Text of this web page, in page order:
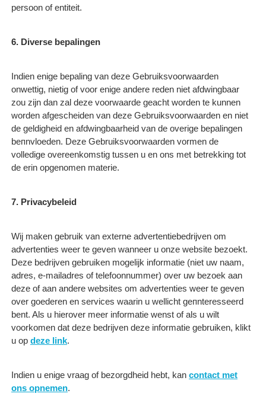
persoon of entiteit.
6. Diverse bepalingen
Indien enige bepaling van deze Gebruiksvoorwaarden
onwettig, nietig of voor enige andere reden niet afdwingbaar
zou zijn dan zal deze voorwaarde geacht worden te kunnen
worden afgescheiden van deze Gebruiksvoorwaarden en niet
de geldigheid en afdwingbaarheid van de overige bepalingen
beпnvloeden. Deze Gebruiksvoorwaarden vormen de
volledige overeenkomstig tussen u en ons met betrekking tot
de erin opgenomen materie.
7. Privacybeleid
Wij maken gebruik van externe advertentiebedrijven om
advertenties weer te geven wanneer u onze website bezoekt.
Deze bedrijven gebruiken mogelijk informatie (niet uw naam,
adres, e-mailadres of telefoonnummer) over uw bezoek aan
deze of aan andere websites om advertenties weer te geven
over goederen en services waarin u wellicht geпnteresseerd
bent. Als u hierover meer informatie wenst of als u wilt
voorkomen dat deze bedrijven deze informatie gebruiken, klikt
u op deze link.
Indien u enige vraag of bezorgdheid hebt, kan contact met
ons opnemen.